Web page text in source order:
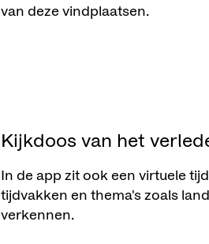
van deze vindplaatsen.
Kijkdoos van het
In de app zit ook een virtuele
tijdvakken en thema's zoals
verkennen.